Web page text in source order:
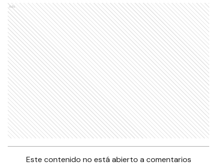
Ads
Este contenido no está abierto a comentarios